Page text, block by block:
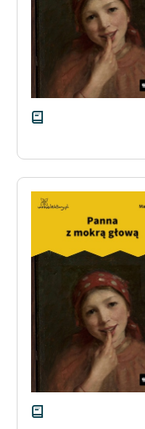
Informacja o treściach
Deklaracja dostępności